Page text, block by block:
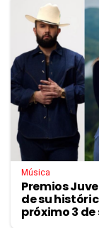
Música
Premios
de su
próximo 3